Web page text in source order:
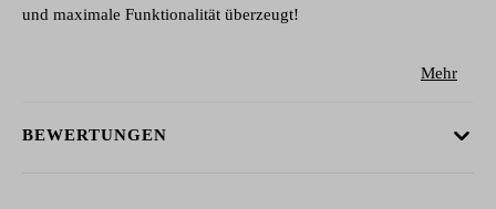
und maximale Funktionalität überzeugt!
Mehr
BEWERTUNGEN